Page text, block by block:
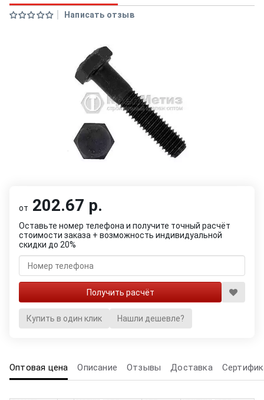
Написать отзыв
от 202.67 р.
Оставьте номер телефона и получите точный расчёт
стоимости заказа + возможность индивидуальной
скидки до 20%
Купить в один клик Нашли дешевле?
Оптовая цена Описание Отзывы Доставка